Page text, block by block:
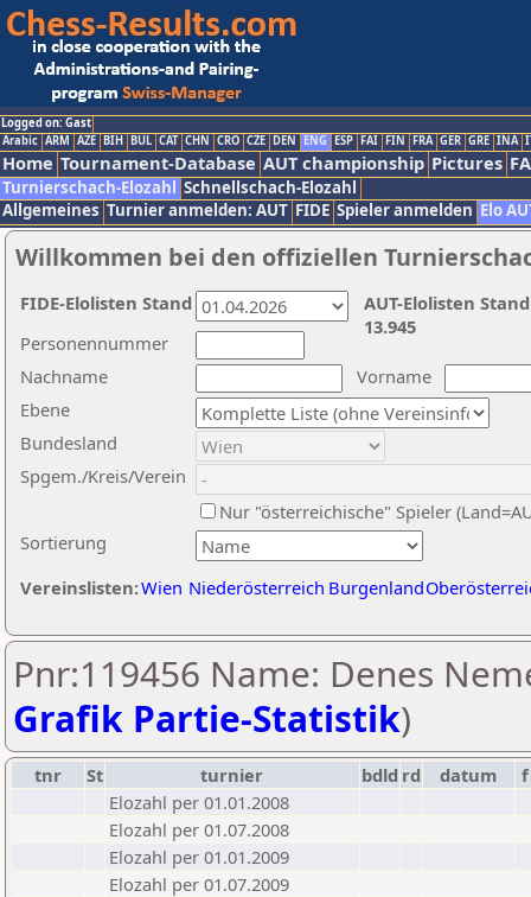
Logged on: Gast
Arabic ARM AZE BIH BUL CAT CHN CRO CZE DEN ENG ESP FAI FIN FRA GER GRE INA
Home Tournament-Database AUT championship Pictures
Turnierschach-Elozahl Schnellschach-Elozahl
Allgemeines Turnier anmelden: AUT FIDE Spieler anmelden Elo
Willkommen bei den offiziellen
Nachname
Vorname
Ebene
Sortierung
Personennummer
Bundesland
Spgem./Kreis/Verein
Nur "österreichische" Spieler
Vereinslisten:Wien Niederösterreich Burgenland
AUT-Elolisten
13.945
FIDE-Elolisten Stand
Pnr:119456 Name: Denes
Grafik Partie-Statistik)
tnr St turnier bdld rd datum
f
Elozahl per 01.01.2008
Elozahl per 01.07.2008
Elozahl per 01.01.2009
Elozahl per 01.07.2009